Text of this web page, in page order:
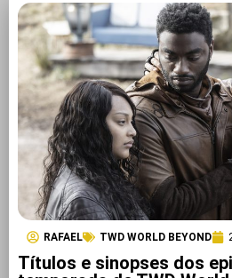
RAFAEL TWD WORLD BEYOND
Títulos e sinopses dos